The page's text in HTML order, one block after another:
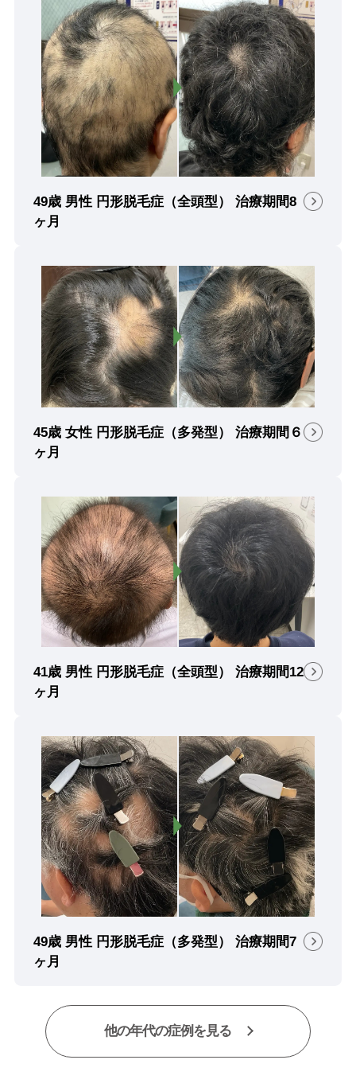
49歳 男性 円形脱毛症（全頭型） 治療期間8
ヶ月
45歳 女性 円形脱毛症（多発型） 治療期間６
ヶ月
41歳 男性 円形脱毛症（全頭型） 治療期間12
ヶ月
49歳 男性 円形脱毛症（多発型） 治療期間7
ヶ月
他の年代の症例を見る